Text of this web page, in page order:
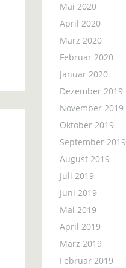
Mai 2020
April 2020
März 2020
Februar 2020
Januar 2020
Dezember 2019
November 2019
Oktober 2019
September 2019
August 2019
Juli 2019
Juni 2019
Mai 2019
April 2019
März 2019
Februar 2019